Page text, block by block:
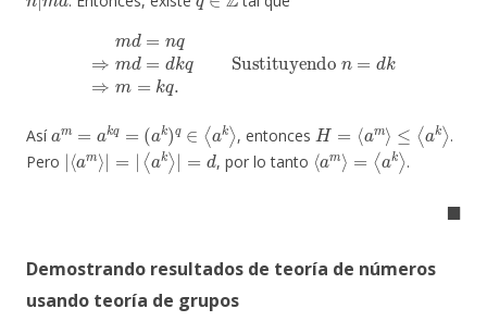
⇒m =dk
Así
am kq a )q∈ a ⟩
, entonces
H= m⟩≤ k⟩
.
Pero
| ⟨ am = |
⟨ a k⟩|
, por lo tanto
⟨am =⟨a k⟩
.
◼
Demostrando resultados de teoría de números
usando teoría de grupos